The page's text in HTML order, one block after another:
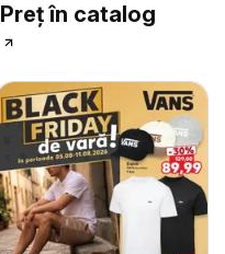
Preț în catalog